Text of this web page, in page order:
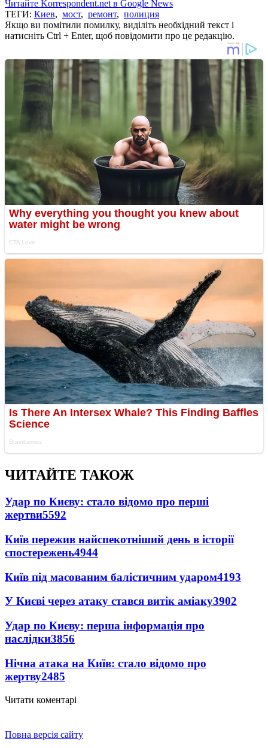
Читайте Korrespondent.net в Google News
ТЕГИ: Киев, мост, ремонт, полиция
Якщо ви помітили помилку, виділіть необхідний текст і
натисніть Ctrl + Enter, щоб повідомити про це редакцію.
ЧИТАЙТЕ ТАКОЖ
Удар по Києву: стало відомо про перші
жертви5592
Київ пережив найспекотніший день в історії
спостережень4944
Київ під масованим балістичним ударом4193
У Києві через атаку стався витік аміаку3902
Удар по Києву: перша інформація про
наслідки3856
Нічна атака на Київ: стало відомо про
жертву2485
Читати коментарі
Повна версія сайту